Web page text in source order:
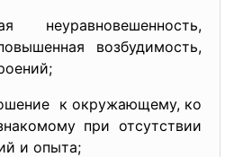
неуравновешенность,
возбудимость,
к окружающему, ко
при отсутствии
и опыта;